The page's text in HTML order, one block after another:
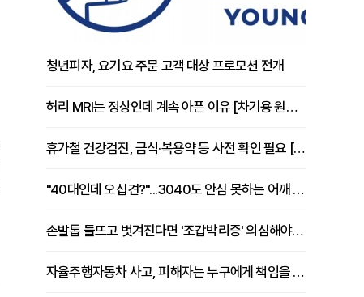
청년피자, 요기요 주문 고객 대상 프로모션 전개
허리 MRI는 정상인데 계속 아픈 이유 [차기용 원장 칼럼]
휴가철 건강검진, 금식·복용약 등 사전 확인 필요 [정도감 원장 칼럼]
"40대인데 오십견?"...3040도 안심 못하는 어깨 유착성 관절낭염
손발톱 들뜨고 벗겨진다면 '조갑박리증' 의심해야 [김철윤 원장 칼럼]
자율주행자동차 사고, 피해자는 누구에게 책임을 물을 수 있을까